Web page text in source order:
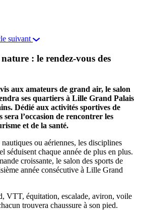
suivant
: le rendez-vous des
aux amateurs de grand air, le salon
ses quartiers à Lille Grand Palais
Dédié aux activités sportives de
sera l’occasion de rencontrer les
et de la santé.
ou aériennes, les disciplines
séduisent chaque année de plus en plus.
croissante, le salon des sports de
année consécutive à Lille Grand
VTT, équitation, escalade, aviron, voile
trouvera chaussure à son pied.